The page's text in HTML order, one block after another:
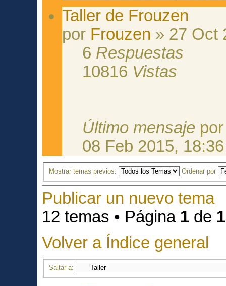
Taller de Frouzen
por Frouzen » 27 Oct
6 Respuestas
10816 Vistas
Último mensaje
08 Feb 2015, 18:36
Mostrar temas previos: Ordenar por
Publicar un nuevo tema
12 temas • Página 1 de 1
Volver a Índice general
Saltar a: